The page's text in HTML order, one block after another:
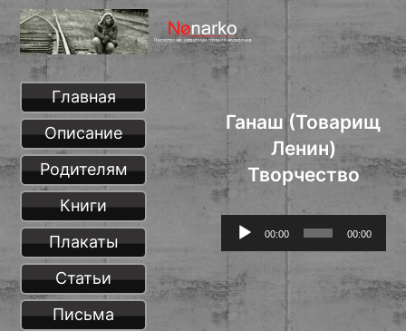
Ганаш (Товарищ
Ленин)
Творчество
Аудиоплеер
00:00 00:00
Главная
Описание
Родителям
Книги
Плакаты
Статьи
Письма